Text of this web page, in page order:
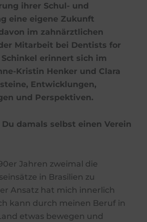
ihrer Schul- und
eine eigene Zukunft
im zahnärztlichen
Mitarbeit bei Dentists for
Schinkel erinnert sich im
Kristin Henker und Clara
Entwicklungen,
und Perspektiven.
damals selbst einen Verein
Jahren zweimal die
in Brasilien zu
Ansatz hat mich innerlich
kann durch meinen Beruf in
etwas bewegen und